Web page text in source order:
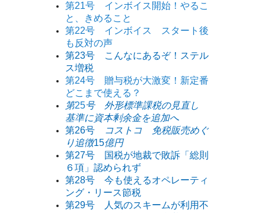
第21号 インボイス開始！やるこ
と、きめること
第22号 インボイス スタート後
も反対の声
第23号 こんなにあるぞ！ステル
ス増税
第24号 贈与税が大激変！新定番
どこまで使える？
第25号 外形標準課税の見直し
基準に資本剰余金を追加へ
第26号 コストコ 免税販売めぐ
り追徴15億円
第27号 国税が地裁で敗訴「総則
６項」認められず
第28号 今も使えるオペレーティ
ング・リース節税
第29号 人気のスキームが利用不